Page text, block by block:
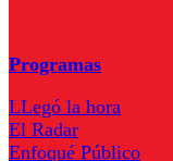
Programas
LLegó la hora
El Radar
Enfoqué Público